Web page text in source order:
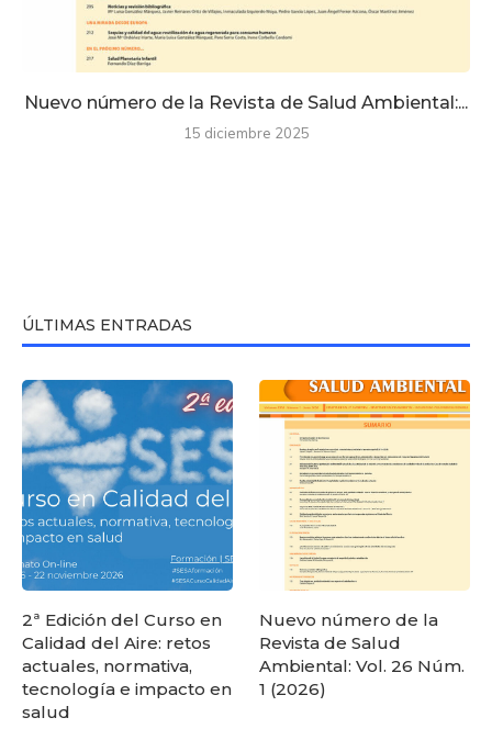
Nuevo número de la Revista de Salud Ambiental:...
15 diciembre 2025
ÚLTIMAS ENTRADAS
2ª Edición del Curso en
Calidad del Aire: retos
actuales, normativa,
tecnología e impacto en
salud
Nuevo número de la
Revista de Salud
Ambiental: Vol. 26 Núm.
1 (2026)